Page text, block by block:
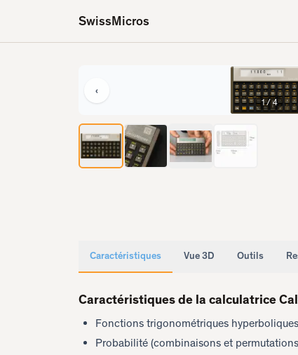
SwissMicros
‹
2/4
Caractéristiques Vue 3D Outils
Caractéristiques de la calculatrice
Fonctions trigonométriques
Probabilité (combinaisons et